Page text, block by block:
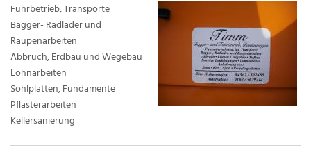
Fuhrbetrieb, Transporte
Bagger- Radlader und
Raupenarbeiten
Abbruch, Erdbau und Wegebau
Lohnarbeiten
Sohlplatten, Fundamente
Pflasterarbeiten
Kellersanierung